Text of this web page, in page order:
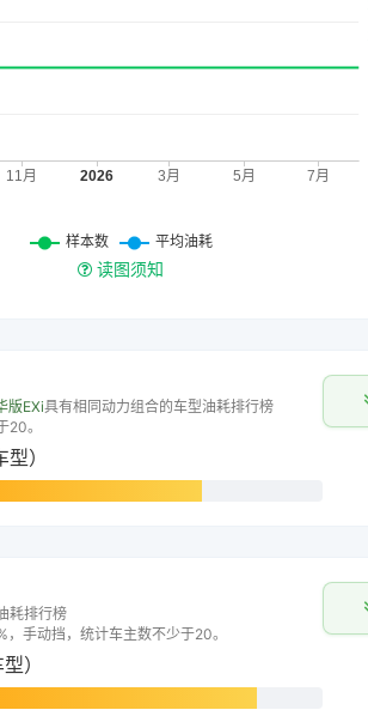
读图须知
版EXi具有相同动力组合的车型油耗排行榜
20。
）
耗排行榜
手动挡，统计车主数不少于20。
）